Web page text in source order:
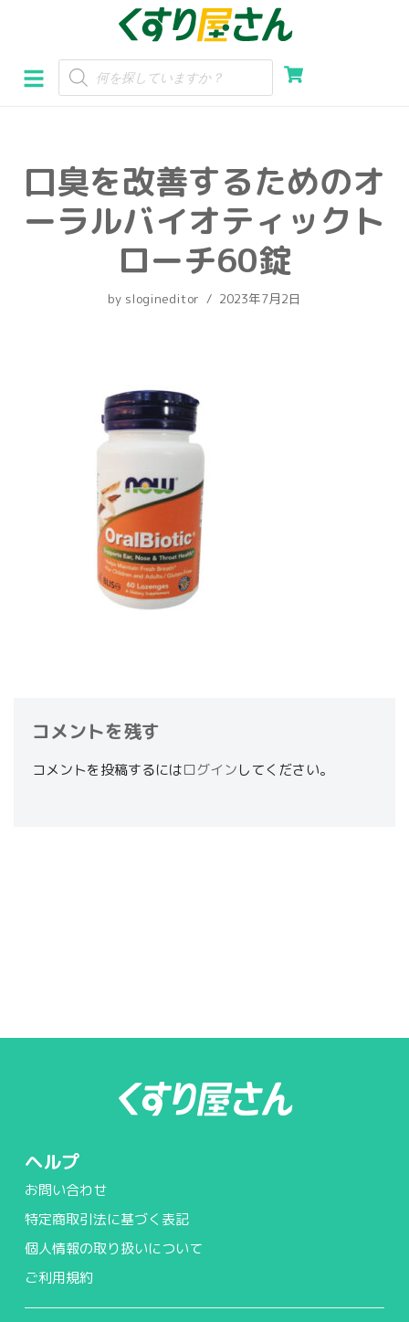
ン
テ
キ
ッ
口臭を改善するためのオ
ーラルバイオティックト
ローチ60錠
by slogineditor 2023年7月2日
コメントを残す
コメントを投稿するにはログインしてください。
ヘルプ
お問い合わせ
特定商取引法に基づく表記
個人情報の取り扱いについて
ご利用規約